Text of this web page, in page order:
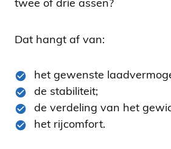
twee of drie assen?
Dat hangt af van:
het gewenste
de stabiliteit;
de verdeling van het
het rijcomfort.